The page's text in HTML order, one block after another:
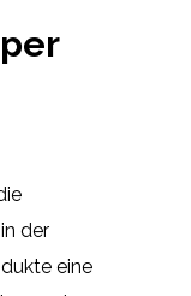
in der
eine